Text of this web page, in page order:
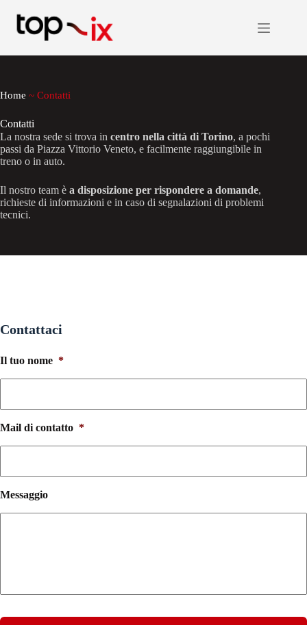
contenuto
Home ~ Contatti
Contatti
La nostra sede si trova in centro nella città di Torino, a pochi
passi da Piazza Vittorio Veneto, e facilmente raggiungibile in
treno o in auto.
Il nostro team è a disposizione per rispondere a domande,
richieste di informazioni e in caso di segnalazioni di problemi
tecnici.
Contattaci
Il tuo nome *
Mail di contatto *
Messaggio